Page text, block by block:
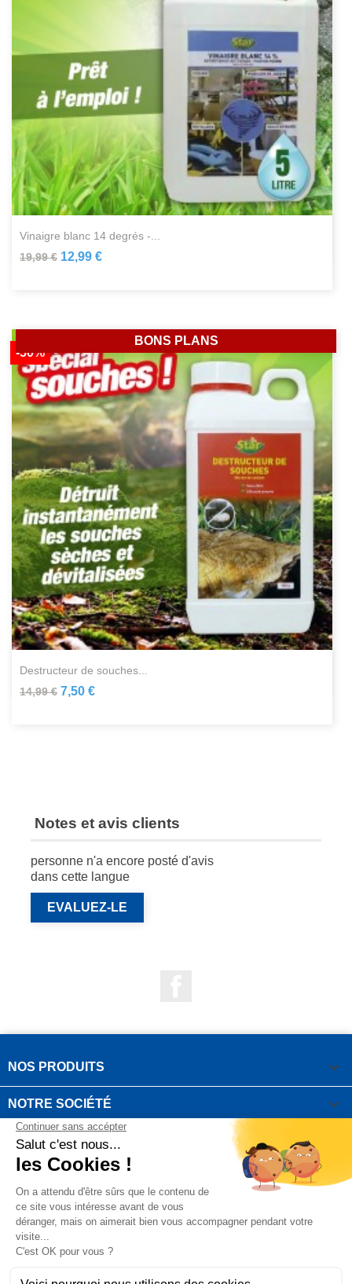
vinaigre blanc 14 degrés -...
19,99 € 12,99 €
destructeur de souches...
14,99 €
-50%
7,50 €
BONS PLANS
Notes et avis clients
personne n'a encore posté d'avis
dans cette langue
EVALUEZ-LE
NOS PRODUITS 
NOTRE SOCIÉTÉ 
VOTRE COMPTE
QUESTIONS FRÉQUEMMENT POSÉES